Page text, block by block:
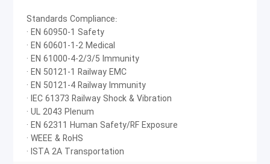
Standards Compliance:
· EN 60950-1 Safety
· EN 60601-1-2 Medical
· EN 61000-4-2/3/5 Immunity
· EN 50121-1 Railway EMC
· EN 50121-4 Railway Immunity
· IEC 61373 Railway Shock & Vibration
· UL 2043 Plenum
· EN 62311 Human Safety/RF Exposure
· WEEE & RoHS
· ISTA 2A Transportation